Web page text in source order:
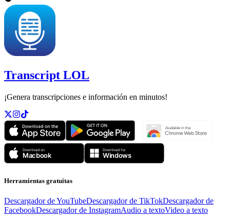
Transcript LOL
¡Genera transcripciones e información en minutos!
Herramientas gratuitas
Descargador de YouTubeDescargador de TikTokDescargador de
FacebookDescargador de InstagramAudio a textoVideo a texto